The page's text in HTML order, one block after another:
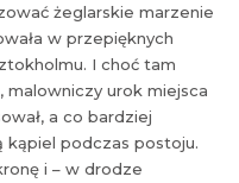
żeglarskie marzenie
w przepięknych
I choć tam
malowniczy urok miejsca
a co bardziej
kąpiel podczas postoju.
i – w drodze